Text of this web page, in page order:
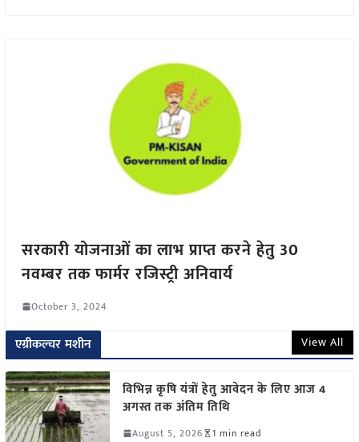
सरकारी योजनाओं का लाभ प्राप्त करने हेतु 30
नवम्बर तक फार्मर रजिस्ट्री अनिवार्य
October 3, 2024
एग्रीकल्चर मशीन View All
विभिन्न कृषि यंत्रों हेतु आवेदन के लिए आज 4
अगस्त तक अंतिम तिथि
August 5, 2026 1 min read